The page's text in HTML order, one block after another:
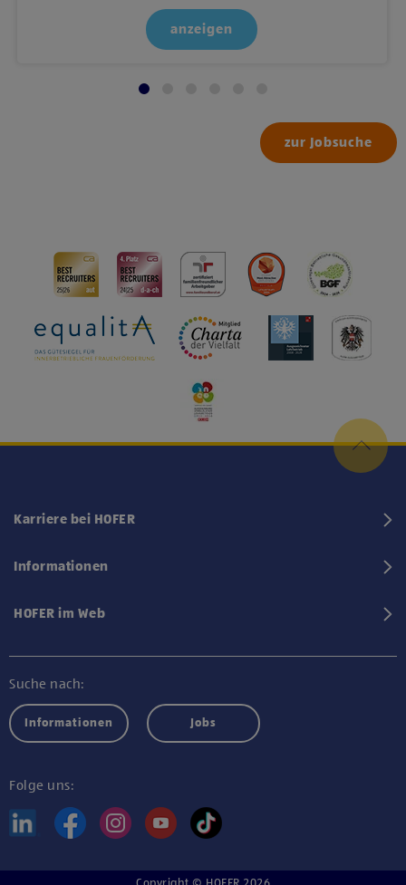
anzeigen
zur Jobsuche
Karriere bei HOFER
Informationen
HOFER im Web
Suche nach:
Informationen Jobs
Folge uns: